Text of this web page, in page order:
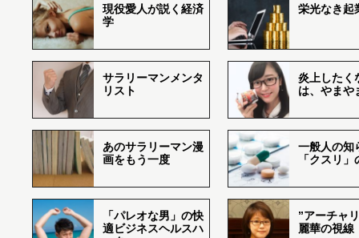
現役愛人が説く経済
学
栄光なき起
サラリーマンメンタ
リスト
炎上したく
は、やまや
あのサラリーマン漫
画をもう一度
一般人の知
「クスリ
「パレオな男」の快
適ビジネスヘルスハ
”アーチャ
麗華の視線